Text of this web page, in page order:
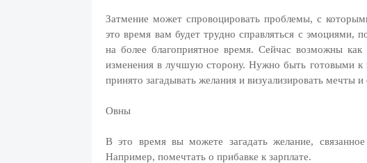
Затмение может спровоцировать проблемы, с
это время вам будет трудно справляться с эмоциями,
на более благоприятное время. Сейчас возможны
изменения в лучшую сторону. Нужно быть готовыми к
принято загадывать желания и визуализировать мечты и
Овны
В это время вы можете загадать желание,
Например, помечтать о прибавке к зарплате.